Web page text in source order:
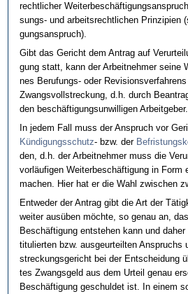
recht­li­cher
sungs- und ar­beits­recht­li­chen Prin­zi­pi­en
gungs­an­spruch).
Gibt das Ge­richt dem An­trag auf
gung statt, kann der Ar­beit­neh­mer sei­ne
nes Be­ru­fungs- oder
Zwangs­voll­stre­ckung, d.h. durch
den beschäfti­gungs­un­wil­li­gen Ar­beit­ge­ber.
In je­dem Fall muss der An­spruch vor
Kündi­gungs­schutz- bzw. der
den, d.h. der Ar­beit­neh­mer muss die
vorläufi­gen Wei­ter­beschäfti­gung in Form
ma­chen. Hier hat er die Wahl zwi­schen
Ent­we­der der An­trag gibt die Art der
wei­ter ausüben möch­te, so ge­nau an,
Beschäfti­gung ent­ste­hen kann und
ti­tu­lier­ten bzw. aus­ge­ur­teil­ten
stre­ckungs­ge­richt bei der Ent­schei­dung
tes Zwangs­geld aus dem Ur­teil ge­nau
Beschäfti­gung ge­schul­det ist. In ei­nem